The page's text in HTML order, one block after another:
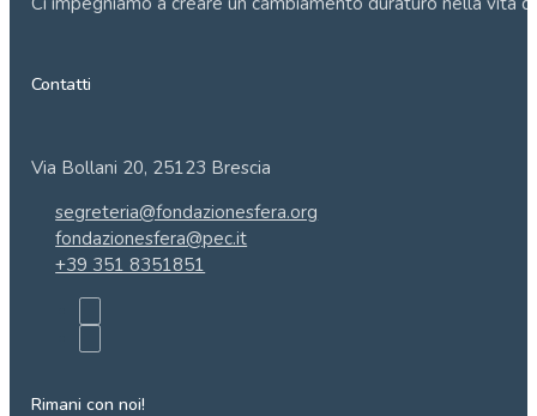
Contatti
Via Bollani 20, 25123 Brescia
segreteria@fondazionesfera.org
fondazionesfera@pec.it
+39 351 8351851
Rimani con noi!